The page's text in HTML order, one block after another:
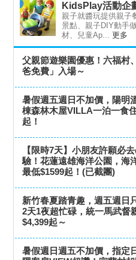
KidsPlay活動企
親子就醬玩提供親子
景點、親子DIY動手
材、兒童Ap... 更多
父親節遊樂園優惠！六福村
爸免費」入場～
暑假週五週日不加價，陽明
棟森林木屋VILLA一泊一食
起！
【限時7天】小朋友許願必
驗！花蓮遠雄海洋公園，海
最低$1599起！(已截團)
新竹春夏踏青趣，週五週日
2天1夜超忙碌，統一馬武督
$4,399起～
暑假週日週五不加價，指定